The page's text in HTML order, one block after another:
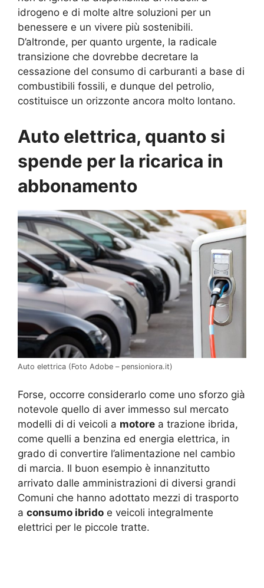
idrogeno e di molte altre soluzioni per un
benessere e un vivere più sostenibili.
D’altronde, per quanto urgente, la radicale
transizione che dovrebbe decretare la
cessazione del consumo di carburanti a base di
combustibili fossili, e dunque del petrolio,
costituisce un orizzonte ancora molto lontano.
Auto elettrica, quanto si
spende per la ricarica in
abbonamento
Auto elettrica (Foto Adobe – pensioniora.it)
Forse, occorre considerarlo come uno sforzo già
notevole quello di aver immesso sul mercato
modelli di di veicoli a motore a trazione ibrida,
come quelli a benzina ed energia elettrica, in
grado di convertire l’alimentazione nel cambio
di marcia. Il buon esempio è innanzitutto
arrivato dalle amministrazioni di diversi grandi
Comuni che hanno adottato mezzi di trasporto
a consumo ibrido e veicoli integralmente
elettrici per le piccole tratte.